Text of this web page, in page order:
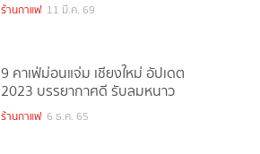
ร้านกาแฟ 11 มี.ค. 69
9 คาเฟ่ม่อนแจ่ม เชียงใหม่ อัปเดต
2023 บรรยากาศดี รับลมหนาว
ร้านกาแฟ 6 ธ.ค. 65